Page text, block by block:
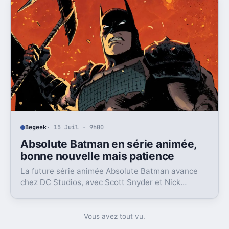
Begeek· 15 Juil · 9h00
Absolute Batman en série animée,
bonne nouvelle mais patience
La future série animée Absolute Batman avance
chez DC Studios, avec Scott Snyder et Nick